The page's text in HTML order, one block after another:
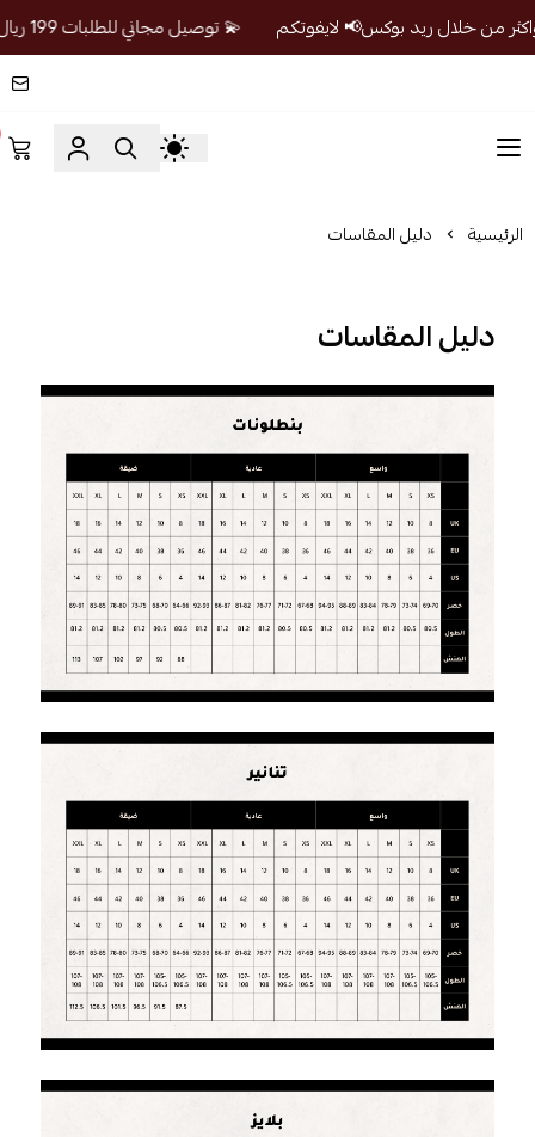
💫 توصيل مجاني للطلبات 199 ريال واكثر من خلال ريد بوكس📢 لايفوتكم
الرئيسية دليل المقاسات
دليل المقاسات